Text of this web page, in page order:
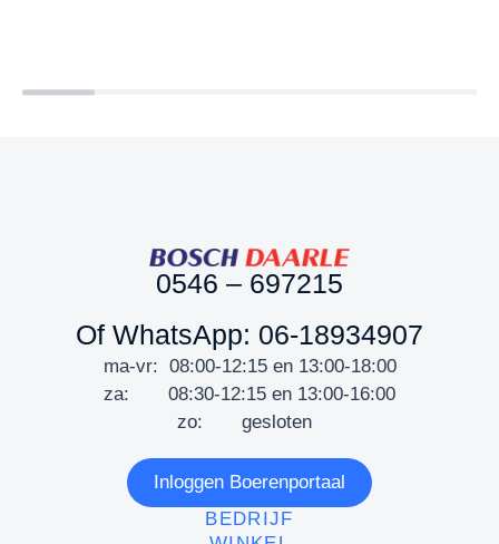
0546 – 697215
Of WhatsApp: 06-18934907
ma-vr: 08:00-12:15 en 13:00-18:00
za: 08:30-12:15 en 13:00-16:00
zo: gesloten
Inloggen Boerenportaal
BEDRIJF